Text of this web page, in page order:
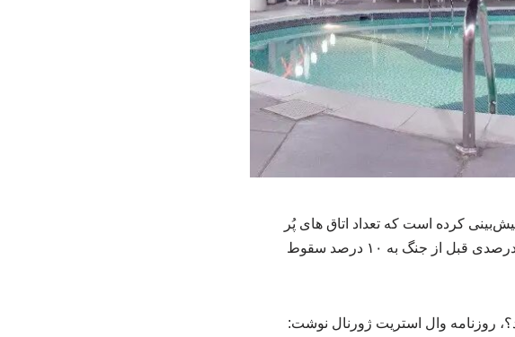
کرده است که تعداد اتاق های پُر
هتل‌ها در دبی در سه ماهه دوم سال (که تا اول ژوئیه پایان می‌یابد) از رقم ۸۰ درصدی قبل از جنگ به ۱۰ درصد سقوط
روزنامه وال استریت ژورنال نوشت: